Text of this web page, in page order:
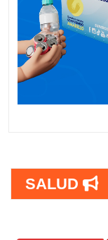
SALUD